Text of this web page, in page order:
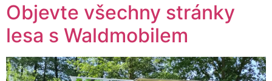
Objevte všechny stránky
lesa s Waldmobilem